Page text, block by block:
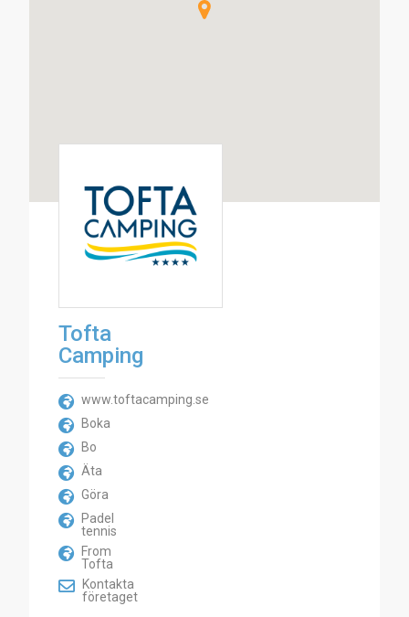
Tofta
Camping
www.toftacamping.se
Boka
Bo
Äta
Göra
Padel
tennis
From
Tofta
Kontakta
företaget